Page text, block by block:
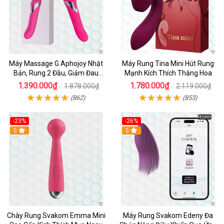
Máy Massage G Aphojoy Nhật
Bản, Rung 2 Đầu, Giảm Đau
Nhanh
1.390.000₫ 1.878.000₫
(862)
Máy Rung Tina Mini Hút Rung
Mạnh Kích Thích Thăng Hoa
1.780.000₫ 2.119.000₫
(853)
-23%
Hot
5
Chày Rung Svakom Emma Mini
-26%
Hot
5
Máy Rung Svakom Edeny Đa